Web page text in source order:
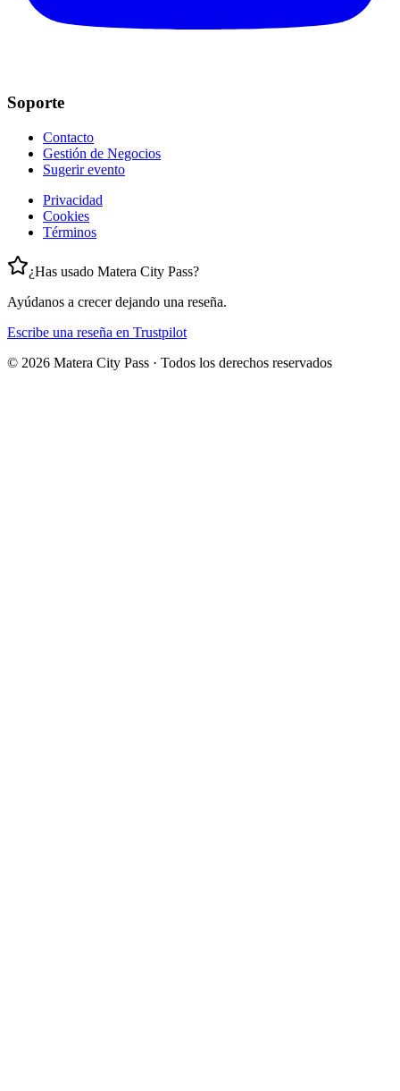
Soporte
Contacto
Gestión de Negocios
Sugerir evento
Privacidad
Cookies
Términos
¿Has usado Matera City Pass?
Ayúdanos a crecer dejando una reseña.
Escribe una reseña en Trustpilot
© 2026 Matera City Pass · Todos los derechos reservados